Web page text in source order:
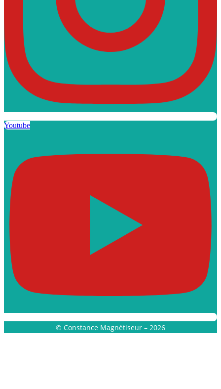
Youtube
© Constance Magnétiseur – 2026